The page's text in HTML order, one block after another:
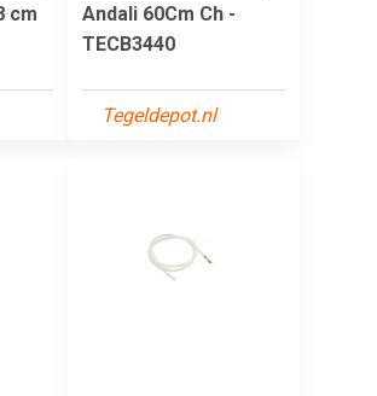
cm
Andali 60Cm Ch -
TECB3440
Tegeldepot.nl